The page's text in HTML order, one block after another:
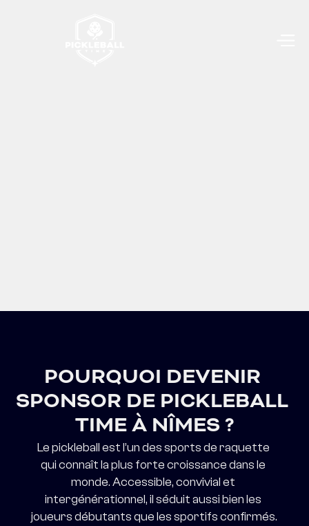
POURQUOI DEVENIR
SPONSOR DE PICKLEBALL
TIME À NÎMES ?
Le pickleball est l’un des sports de raquette
qui connaît la plus forte croissance dans le
monde. Accessible, convivial et
intergénérationnel, il séduit aussi bien les
joueurs débutants que les sportifs confirmés.